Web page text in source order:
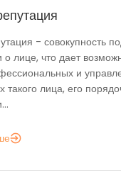
- совокупность
лице, что дает
и
такого лица, его